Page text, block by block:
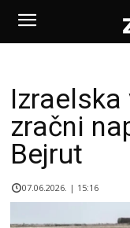
zračni
Bejrut
07.06.2026. | 15:16